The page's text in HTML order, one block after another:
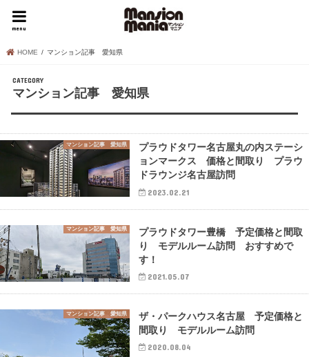
menu
HOME マンション記事 愛知県
マンション記事 愛知県
マンション記事 愛知県
プラウドタワー名古屋丸の内ステーシ
ョンマークス 価格と間取り プラウ
ドラウンジ名古屋訪問
2023.02.21
マンション記事 愛知県
プラウドタワー豊橋 予定価格と間取
り モデルルーム訪問 おすすめで
す！
2021.05.07
マンション記事 愛知県
ザ・パークハウス名古屋 予定価格と
間取り モデルルーム訪問
2020.08.04